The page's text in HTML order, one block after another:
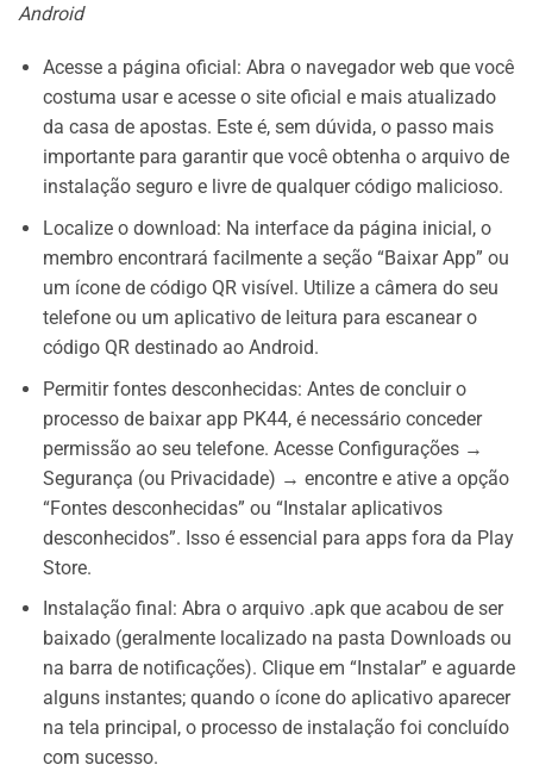
Android
Acesse a página oficial: Abra o navegador web que você
costuma usar e acesse o site oficial e mais atualizado
da casa de apostas. Este é, sem dúvida, o passo mais
importante para garantir que você obtenha o arquivo de
instalação seguro e livre de qualquer código malicioso.
Localize o download: Na interface da página inicial, o
membro encontrará facilmente a seção “Baixar App” ou
um ícone de código QR visível. Utilize a câmera do seu
telefone ou um aplicativo de leitura para escanear o
código QR destinado ao Android.
Permitir fontes desconhecidas: Antes de concluir o
processo de baixar app PK44, é necessário conceder
permissão ao seu telefone. Acesse Configurações →
Segurança (ou Privacidade) → encontre e ative a opção
“Fontes desconhecidas” ou “Instalar aplicativos
desconhecidos”. Isso é essencial para apps fora da Play
Store.
Instalação final: Abra o arquivo .apk que acabou de ser
baixado (geralmente localizado na pasta Downloads ou
na barra de notificações). Clique em “Instalar” e aguarde
alguns instantes; quando o ícone do aplicativo aparecer
na tela principal, o processo de instalação foi concluído
com sucesso.